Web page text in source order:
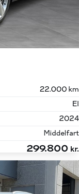
22.000 km
El
2024
Middelfart
299.800 kr.